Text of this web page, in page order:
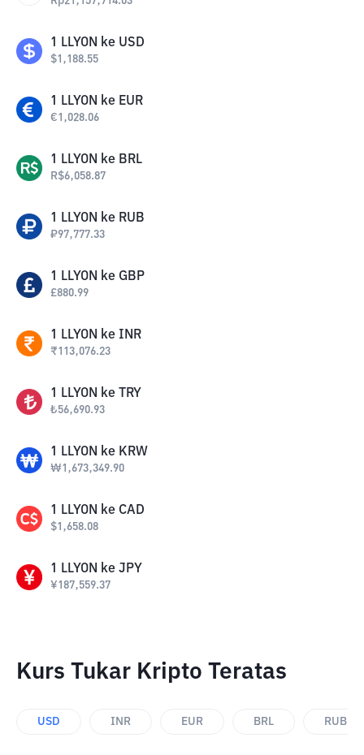
1 LLYON ke USD
$1,188.55
1 LLYON ke EUR
€1,028.06
1 LLYON ke BRL
R$6,058.87
1 LLYON ke RUB
₽97,777.33
1 LLYON ke GBP
£880.99
1 LLYON ke INR
₹113,076.23
1 LLYON ke TRY
₺56,690.93
1 LLYON ke KRW
₩1,673,349.90
1 LLYON ke CAD
$1,658.08
1 LLYON ke JPY
¥187,559.37
Kurs Tukar Kripto Teratas
USD INR EUR BRL RUB